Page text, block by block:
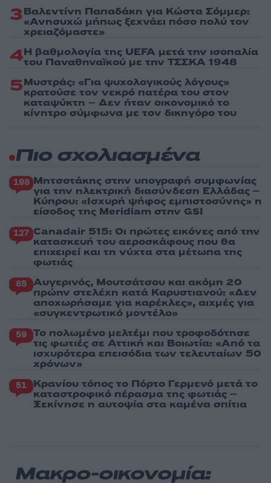
3Βαλεντίνη Παπαδάκη για Κώστα Σόμμερ:
«Ανησυχώ μήπως ξεχνάει πόσο πολύ τον
χρειαζόμαστε»
4Η βαθμολογία της UEFA μετά την ισοπαλία
του Παναθηναϊκού με την ΤΣΣΚΑ 1948
5Μυστράς: «Για ψυχολογικούς λόγους»
κρατούσε τον νεκρό πατέρα του στον
καταψύκτη – Δεν ήταν οικονομικό το
κίνητρο σύμφωνα με τον δικηγόρο του
Πιο σχολιασμένα
198 Μητσοτάκης στην υπογραφή συμφωνίας
για την ηλεκτρική διασύνδεση Ελλάδας –
Κύπρου: «Ισχυρή ψήφος εμπιστοσύνης» η
είσοδος της Meridiam στην GSI
127 Canadair 515: Οι πρώτες εικόνες από την
κατασκευή του αεροσκάφους που θα
επιχειρεί και τη νύχτα στα μέτωπα της
φωτιάς
85 Αυγερινός, Μουτσάτσου και ακόμη 20
πρώην στελέχη κατά Καρυστιανού: «Δεν
αποχωρήσαμε για καρέκλες», αιχμές για
«συγκεντρωτικό μοντέλο»
59 Το πολωμένο μελτέμι που τροφοδότησε
τις φωτιές σε Αττική και Βοιωτία: «Από τα
ισχυρότερα επεισόδια των τελευταίων 50
χρόνων»
51 Κρανίου τόπος το Πόρτο Γερμενό μετά το
καταστροφικό πέρασμα της φωτιάς –
Ξεκίνησε η αυτοψία στα καμένα σπίτια
Μακρο-οικονομία: